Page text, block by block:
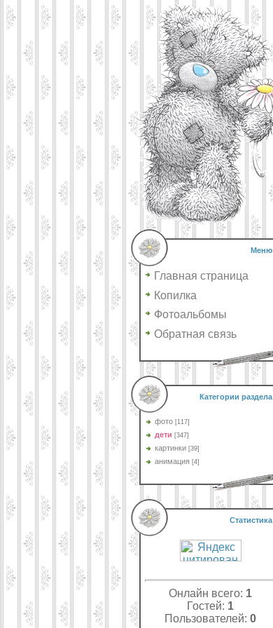
Меню
Главная страница
Копилка
Фотоальбомы
Обратная связь
Категории раздела
фото [117]
дети [347]
картинки [39]
анимация [4]
Статистика
Онлайн всего: 1
Гостей: 1
Пользователей: 0